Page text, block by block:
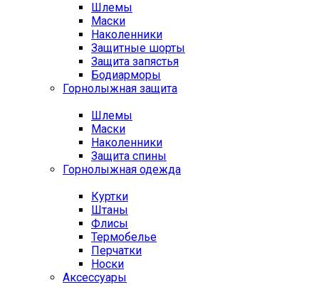
Шлемы
Маски
Наколенники
Защитные шорты
Защита запястья
Бодиарморы
Горнолыжная защита
Шлемы
Маски
Наколенники
Защита спины
Горнолыжная одежда
Куртки
Штаны
Флисы
Термобелье
Перчатки
Носки
Аксессуары